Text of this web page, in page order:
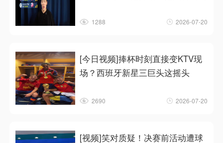
1288 2026-07-20
[今日视频]捧杯时刻直接变KTV现
场？西班牙新星三巨头这摇头
2690 2026-07-20
[视频]笑对质疑！决赛前活动遭球